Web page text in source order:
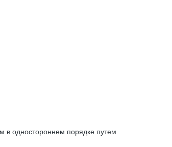
в одностороннем порядке путем